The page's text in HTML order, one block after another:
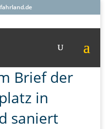
Brief der
in
saniert